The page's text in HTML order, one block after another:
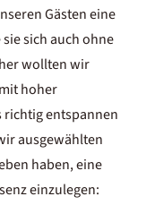
Gästen eine
sich auch ohne
wollten wir
hoher
entspannen
ausgewählten
haben, eine
einzulegen: